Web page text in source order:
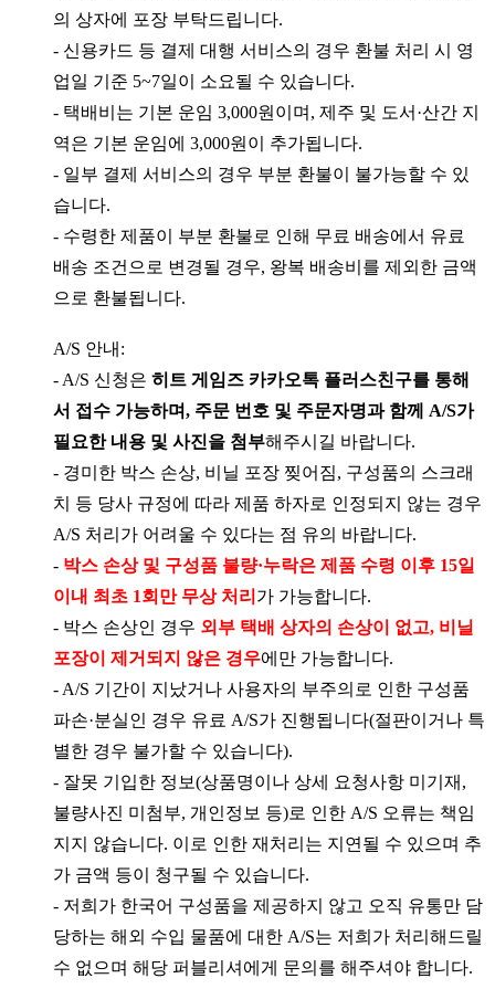
의 상자에 포장 부탁드립니다.
- 신용카드 등 결제 대행 서비스의 경우 환불 처리 시 영
업일 기준 5~7일이 소요될 수 있습니다.
- 택배비는 기본 운임 3,000원이며, 제주 및 도서·산간 지
역은 기본 운임에 3,000원이 추가됩니다.
- 일부 결제 서비스의 경우 부분 환불이 불가능할 수 있
습니다.
- 수령한 제품이 부분 환불로 인해 무료 배송에서 유료
배송 조건으로 변경될 경우, 왕복 배송비를 제외한 금액
으로 환불됩니다.
A/S 안내:
- A/S 신청은 히트 게임즈 카카오톡 플러스친구를 통해
서 접수 가능하며, 주문 번호 및 주문자명과 함께 A/S가
필요한 내용 및 사진을 첨부해주시길 바랍니다.
- 경미한 박스 손상, 비닐 포장 찢어짐, 구성품의 스크래
치 등 당사 규정에 따라 제품 하자로 인정되지 않는 경우
A/S 처리가 어려울 수 있다는 점 유의 바랍니다.
- 박스 손상 및 구성품 불량·누락은 제품 수령 이후 15일
이내 최초 1회만 무상 처리 가 가능합니다.
- 박스 손상인 경우 외부 택배 상자의 손상이 없고, 비닐
포장이 제거되지 않은 경우에만 가능합니다.
- A/S 기간이 지났거나 사용자의 부주의로 인한 구성품
파손·분실인 경우 유료 A/S가 진행됩니다(절판이거나 특
별한 경우 불가할 수 있습니다).
- 잘못 기입한 정보(상품명이나 상세 요청사항 미기재,
불량사진 미첨부, 개인정보 등)로 인한 A/S 오류는 책임
지지 않습니다. 이로 인한 재처리는 지연될 수 있으며 추
가 금액 등이 청구될 수 있습니다.
- ​ 저희가 한국어 구성품을 제공하지 않고 오직 유통만 담
당하는 해외 수입 물품에 대한 A/S는 저희가 처리해드릴
수 없으며 해당 퍼블리셔에게 문의를 해주셔야 합니다.